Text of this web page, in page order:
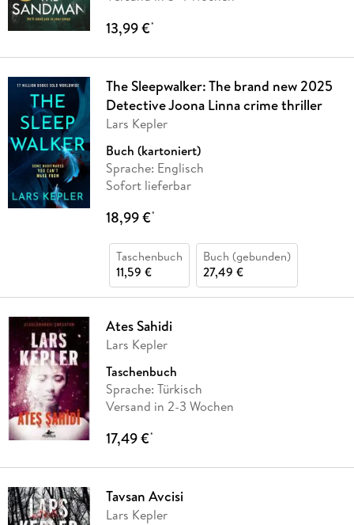
13,99 €*
The Sleepwalker: The brand new 2025
Detective Joona Linna crime thriller
Lars Kepler
Buch (kartoniert)
Sprache: Englisch
Sofort lieferbar
18,99 €*
Taschenbuch
11,59 €
Buch (gebunden)
27,49 €
Ates Sahidi
Lars Kepler
Taschenbuch
Sprache: Türkisch
Versand in 2-3 Wochen
17,49 €*
Tavsan Avcisi
Lars Kepler